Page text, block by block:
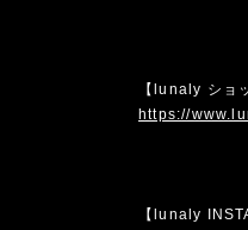
【lunaly ショ
https://
【lunaly